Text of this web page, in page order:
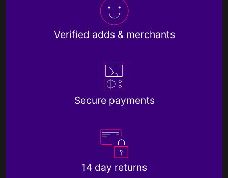
Verified adds & merchants
Secure payments
14 day returns